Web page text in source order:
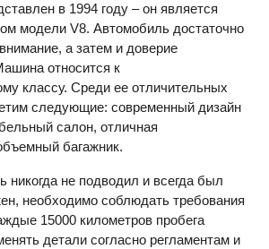
в 1994 году – он является
модели V8. Автомобиль достаточно
а затем и доверие
относится к
классу. Среди ее отличительных
следующие: современный дизайн
салон, отличная
багажник.
никогда не подводил и всегда был
необходимо соблюдать требования
15000 километров пробега
детали согласно регламентам и